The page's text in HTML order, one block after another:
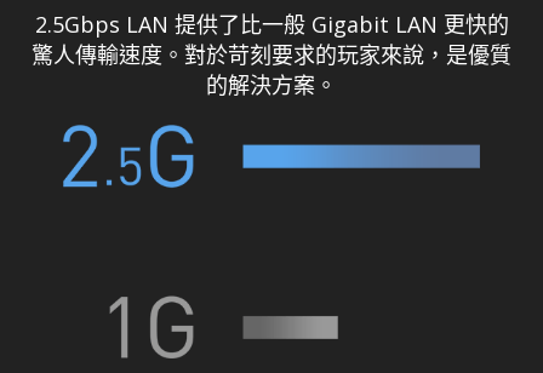
2.5Gbps LAN 提供了比一般 Gigabit LAN 更快的
驚人傳輸速度。對於苛刻要求的玩家來說，是優質
的解決方案。